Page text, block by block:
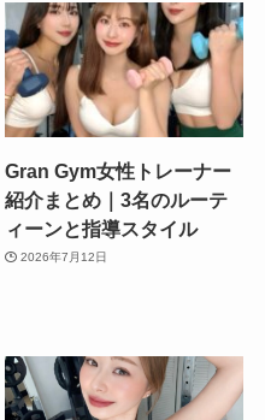
Gran Gym女性トレーナー
紹介まとめ｜3名のルーテ
ィーンと指導スタイル
2026年7月12日